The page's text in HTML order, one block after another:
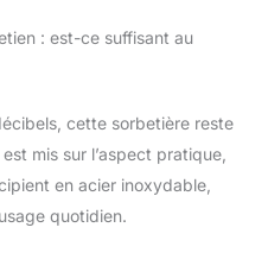
compactes
en cuisine
: est-ce suffisant au
cette sorbetière reste
mis sur l’aspect pratique,
en acier inoxydable,
quotidien.